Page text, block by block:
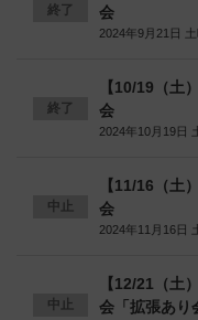
終了
会
2024年9月21日 土
終了
【10/19（土
会
2024年10月19日
中止
【11/16（土
会
2024年11月16日
中止
【12/21（土
会「拡張あり